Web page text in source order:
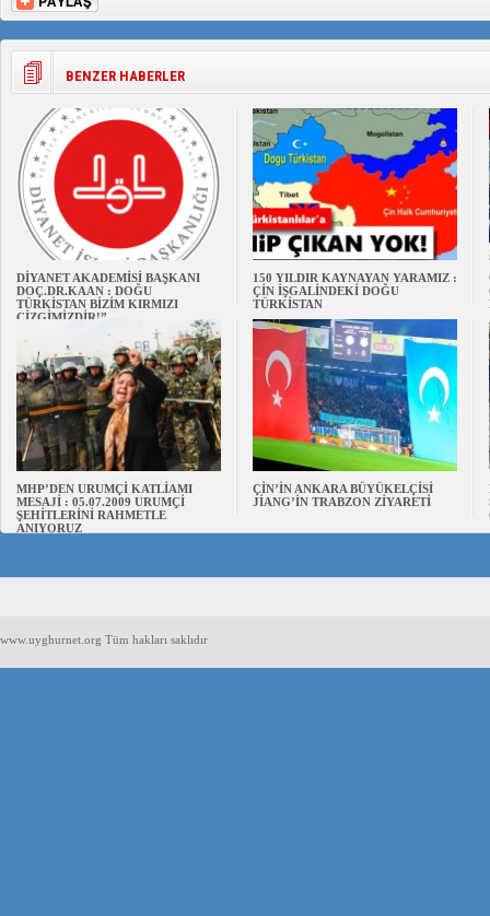
BENZER HABERLER
DİYANET AKADEMİSİ BAŞKANI
DOÇ.DR.KAAN : DOĞU
TÜRKİSTAN BİZİM KIRMIZI
ÇİZGİMİZDİR!”
150 YILDIR KAYNAYAN YARAMIZ :
ÇİN İŞGALİNDEKİ DOĞU
TÜRKİSTAN
MHP’DEN URUMÇİ KATLİAMI
MESAJİ : 05.07.2009 URUMÇİ
ŞEHİTLERİNİ RAHMETLE
ANIYORUZ
ÇİN’İN ANKARA BÜYÜKELÇİSİ
JİANG’İN TRABZON ZİYARETİ
www.uyghurnet.org Tüm hakları saklıdır